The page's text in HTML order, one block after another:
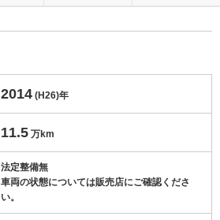
2014 (H26)年
11.5 万km
法定整備無
車両の状態については販売店にご確認くださ
い。